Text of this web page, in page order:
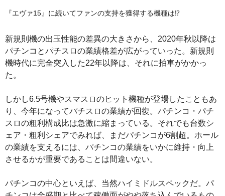
『エヴァ15』に続いてファンの支持を獲得する機種は⁉
新規則機の出玉性能の差異の大きさから、2020年秋以降は
パチンコとパチスロの業績格差が広がっていった。新規則
機時代に完全突入した22年以降は、それに拍車がかかっ
た。
しかし6.5号機やスマスロのヒット機種が登場したこともあ
り、今年になってパチスロの業績が回復。パチンコ・パチ
スロの粗利構成比は急激に縮まっている。それでも台数シ
ェア・粗利シェアでみれば、まだパチンコが6割超。ホール
の業績を支えるには、パチンコの業績をいかに維持・向上
させるかが重要であることは間違いない。
パチンコの中心といえば、当然ハイミドルスペックだ。パ